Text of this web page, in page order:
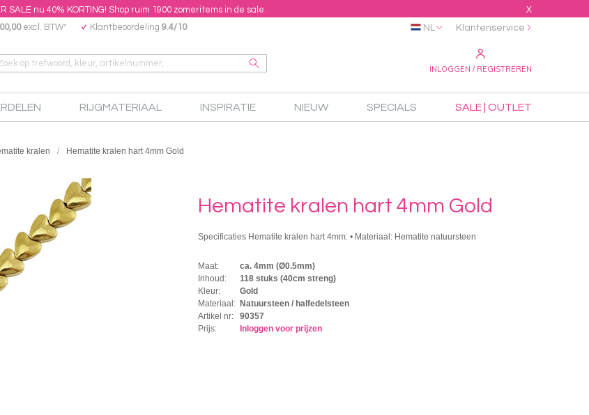
SALE nu 40% KORTING! Shop ruim 1900 zomeritems in de sale. X
excl. BTW* Klantbeoordeling 9.4/10
INLOGGEN / REGISTREREN
NL Klantenservice
RIJGMATERIAAL INSPIRATIE NIEUW SPECIALS SALE | OUTLET
kralen Hematite kralen hart 4mm Gold
Hematite kralen hart 4mm Gold
Specificaties Hematite kralen hart 4mm: • Materiaal: Hematite natuursteen
Maat:
ca. 4mm (Ø0.5mm)
Inhoud:
118 stuks (40cm streng)
Kleur:
Gold
Materiaal: Natuursteen / halfedelsteen
Artikel nr:
90357
Prijs:
Inloggen voor prijzen